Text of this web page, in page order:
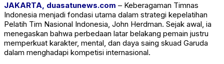
JAKARTA, duasatunews.com – Keberagaman Timnas
Indonesia menjadi fondasi utama dalam strategi kepelatihan
Pelatih Tim Nasional Indonesia, John Herdman. Sejak awal, ia
menegaskan bahwa perbedaan latar belakang pemain justru
memperkuat karakter, mental, dan daya saing skuad Garuda
dalam menghadapi kompetisi internasional.